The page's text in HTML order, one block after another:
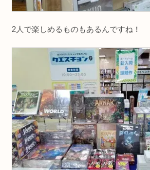
2人で楽しめるものもあるんですね！